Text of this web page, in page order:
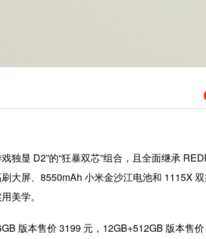
独显 D2”的“狂暴双芯”组合，且全面继承
大屏、8550mAh 小米金沙江电池和 1115X
美学。
版本售价 3199 元，12GB+512GB 版本售